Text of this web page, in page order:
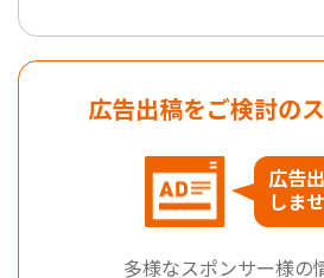
広告出稿をご検討の
広告
しま
多様なスポンサー様の